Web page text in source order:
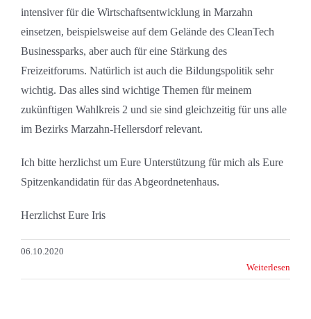
intensiver für die Wirtschaftsentwicklung in Marzahn
einsetzen, beispielsweise auf dem Gelände des CleanTech
Businessparks, aber auch für eine Stärkung des
Freizeitforums. Natürlich ist auch die Bildungspolitik sehr
wichtig. Das alles sind wichtige Themen für meinem
zukünftigen Wahlkreis 2 und sie sind gleichzeitig für uns alle
im Bezirks Marzahn-Hellersdorf relevant.
Ich bitte herzlichst um Eure Unterstützung für mich als Eure
Spitzenkandidatin für das Abgeordnetenhaus.
Herzlichst Eure Iris
06.10.2020
Weiterlesen